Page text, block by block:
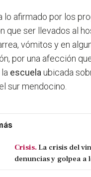
lo afirmado por los
que ser llevados al
vómitos y en
por una afección
escuela ubicada
sur mendocino.
Crisis. La crisis del
denuncias y golpea